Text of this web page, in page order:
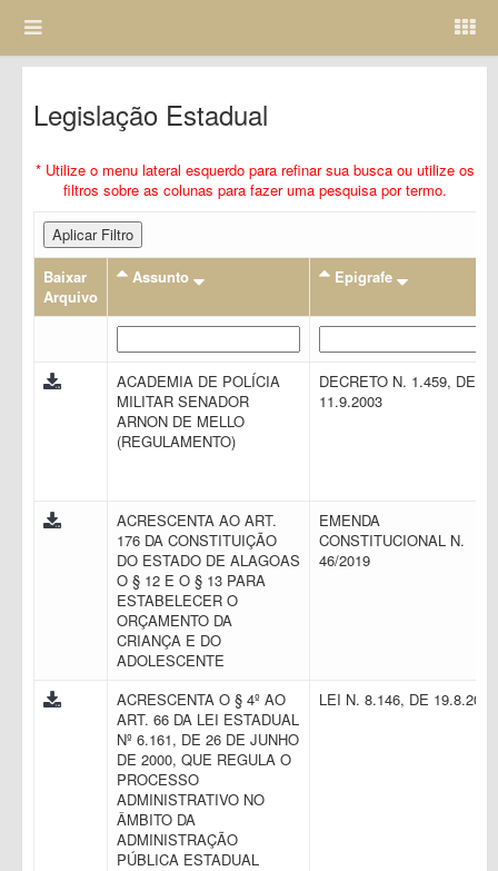
Legislação Estadual
* Utilize o menu lateral esquerdo para refinar sua busca ou utilize os
filtros sobre as colunas para fazer uma pesquisa por termo.
Aplicar Filtro
Baixar
Arquivo
Assunto Epigrafe
ACADEMIA DE POLÍCIA
MILITAR SENADOR
ARNON DE MELLO
(REGULAMENTO)
DECRETO N. 1.459, DE
11.9.2003
ACRESCENTA AO ART.
176 DA CONSTITUIÇÃO
DO ESTADO DE ALAGOAS
O § 12 E O § 13 PARA
ESTABELECER O
ORÇAMENTO DA
CRIANÇA E DO
ADOLESCENTE
EMENDA
CONSTITUCIONAL N.
46/2019
ACRESCENTA O § 4º AO
ART. 66 DA LEI ESTADUAL
Nº 6.161, DE 26 DE JUNHO
DE 2000, QUE REGULA O
PROCESSO
ADMINISTRATIVO NO
ÂMBITO DA
ADMINISTRAÇÃO
PÚBLICA ESTADUAL
LEI N. 8.146, DE